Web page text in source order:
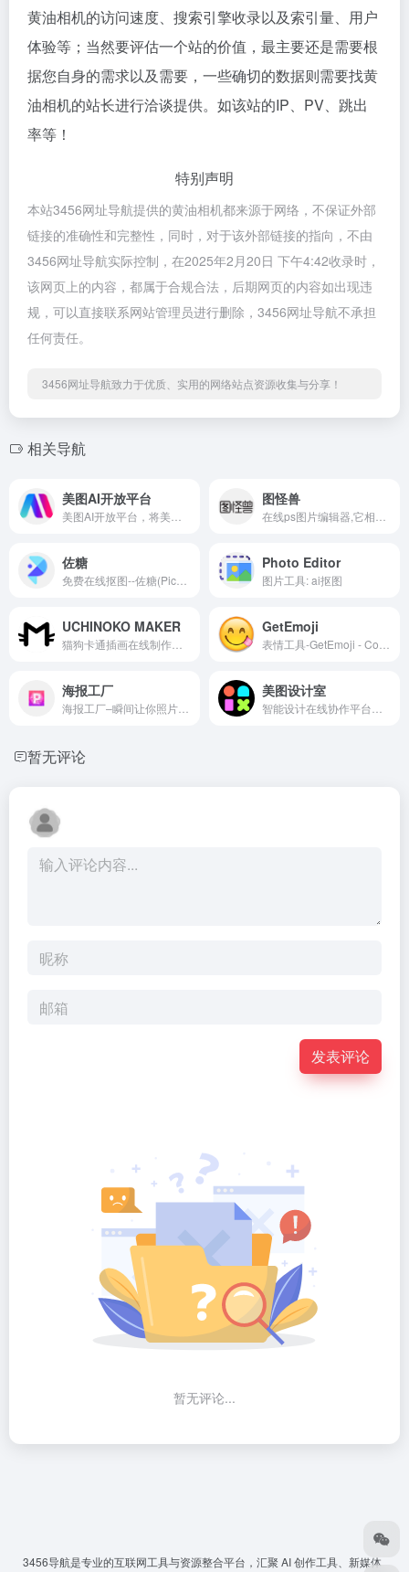
黄油相机的访问速度、搜索引擎收录以及索引量、用户
体验等；当然要评估一个站的价值，最主要还是需要根
据您自身的需求以及需要，一些确切的数据则需要找黄
油相机的站长进行洽谈提供。如该站的IP、PV、跳出
率等！
特别声明
本站3456网址导航提供的黄油相机都来源于网络，不保证外部
链接的准确性和完整性，同时，对于该外部链接的指向，不由
3456网址导航实际控制，在2025年2月20日 下午4:42收录时，
该网页上的内容，都属于合规合法，后期网页的内容如出现违
规，可以直接联系网站管理员进行删除，3456网址导航不承担
任何责任。
3456网址导航致力于优质、实用的网络站点资源收集与分享！
相关导航
美图AI开放平台 图怪兽
佐糖 Photo Editor
图片工具: ai抠图
UCHINOKO MAKER GetEmoji
海报工厂 美图设计室
暂无评论
发表评论
暂无评论...
3456导航是专业的互联网工具与资源整合平台，汇聚 AI 创作工具、新媒体